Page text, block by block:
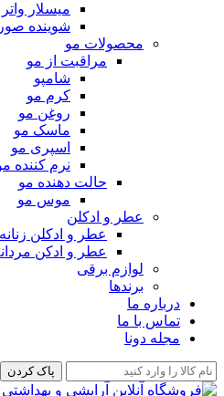
میسلار واتر
شوینده
محصولات مو
مراقبت از مو
شامپو
کرم مو
روغن مو
ماسک مو
اسپری مو
نرم کننده
حالت دهنده مو
موس مو
عطر و ادکلن
عطر و ادکلن زنانه
عطر و ادکن
لوازم برقی
برندها
درباره ما
تماس با ما
مجله دونا
پاک کردن